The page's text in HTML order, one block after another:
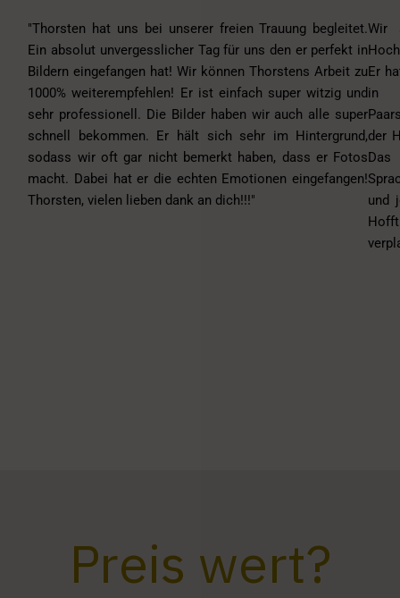
"Thorsten hat uns bei unserer freien Trauung begleitet.
Ein absolut unvergesslicher Tag für uns den er perfekt in
Bildern eingefangen hat! Wir können Thorstens Arbeit zu
1000% weiterempfehlen! Er ist einfach super witzig und
sehr professionell. Die Bilder haben wir auch alle super
schnell bekommen. Er hält sich sehr im Hintergrund,
sodass wir oft gar nicht bemerkt haben, dass er Fotos
macht. Dabei hat er die echten Emotionen eingefangen!
Thorsten, vielen lieben dank an dich!!!"
Wir
Er
in
der
Das
und
Preis wert?